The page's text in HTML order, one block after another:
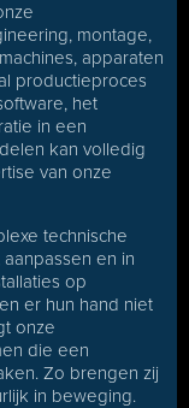
montage,
apparaten
productieproces
het
in een
kan volledig
van onze
technische
en in
op
er hun hand niet
onze
die een
Zo brengen zij
in beweging.